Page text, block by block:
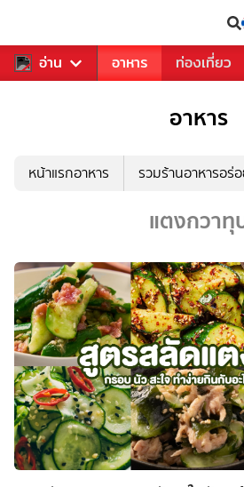
อ่าน
รวงการเพลง อาหาร ท่องเที่ยว
อาหาร
หน้าแรกอาหาร รวมร้านอาหารอร่
แตงกวาทุ